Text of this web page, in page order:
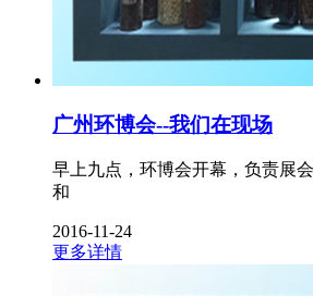
广州环博会--我们在现场
早上九点，环博会开幕，负责展
和
2016-11-24
更多详情